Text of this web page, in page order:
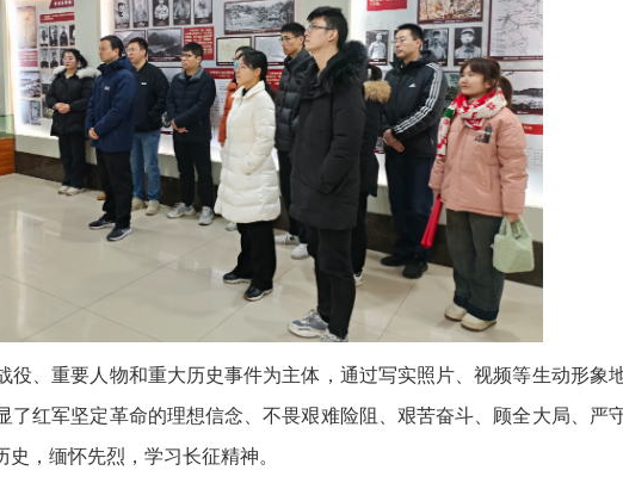
重要人物和重大历史事件为主体，通过写实照片、视频等生动形象地
红军坚定革命的理想信念、不畏艰难险阻、艰苦奋斗、顾全大局、严
，缅怀先烈，学习长征精神。